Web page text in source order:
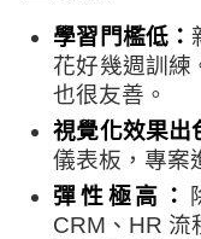
學習門檻低：
花好幾週訓練
也很友善。
視覺化效果出
儀表板，專案
彈性極高：
CRM、HR 流